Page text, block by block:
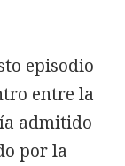
episodio
entre la
admitido
por la